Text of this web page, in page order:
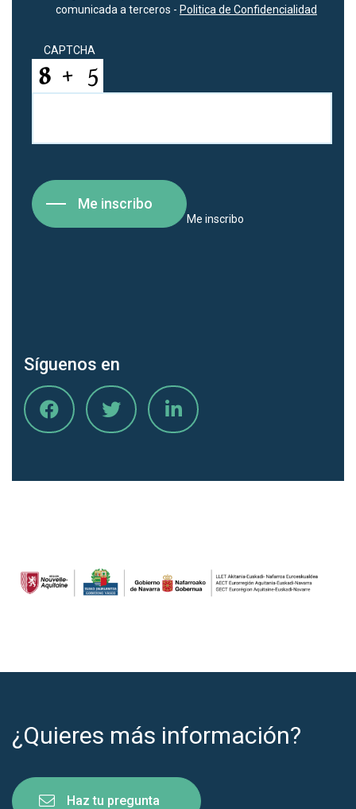
comunicada a terceros - Politica de Confidencialidad
CAPTCHA
Me inscribo
Me inscribo
Síguenos en
¿Quieres más información?
Haz tu pregunta